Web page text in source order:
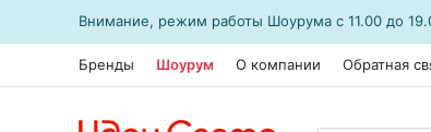
Внимание, режим работы Шоурума с 11.00 до
Бренды Шоурум О компании Обратная